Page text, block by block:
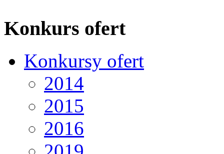
Konkurs ofert
Konkursy ofert
2014
2015
2016